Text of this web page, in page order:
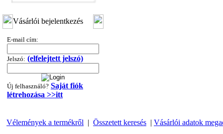
3/8"x1/4"x3/8", Quick
---------
Vásárlói bejelentkezés
E-mail cím:
Jelszó: (elfelejtett jelszó)
Új felhasználó? Saját fiók
létrehozása >>itt
Vélemények a termékről | Összetett keresés | Vásárlói adatok